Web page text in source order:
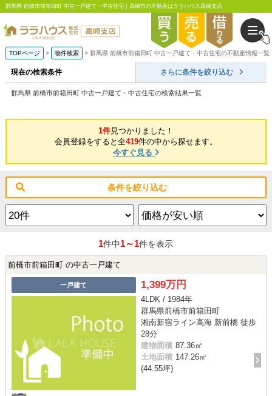
群馬県 前橋市前箱田町 中古一戸建て・中古住宅｜高崎市の不動産はララハウス高崎支店
TOPページ 物件検索 群馬県 前橋市前箱田町 中古一戸建て・中古住宅の不動産情報一覧
現在の検索条件 さらに条件を絞り込む
群馬県 前橋市前箱田町 中古一戸建て・中古住宅の検索結果一覧
1件見つかりました！
会員登録をすると全419件の中から探せます。
今すぐ見る
条件を絞り込む
1件中1～1件を表示
前橋市前箱田町 の中古一戸建て
一戸建て 1,399万円
4LDK / 1984年
群馬県前橋市前箱田町
湘南新宿ライン高海 新前橋 徒歩
28分
建物面積 87.36㎡
土地面積 147.26㎡
(44.55坪)